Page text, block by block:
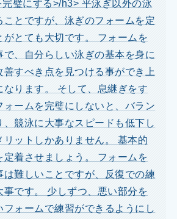
璧にする>/h3> 平泳ぎ以外の泳
ことですが、泳ぎのフォームを定
がとても大切です。 フォームを
で、自分らしい泳ぎの基本を身に
善すべき点を見つける事ができ上
なります。 そして、息継ぎをす
ォームを完璧にしないと、バラン
、競泳に大事なスピードも低下し
リットしかありません。 基本的
定着させましょう。 フォームを
は難しいことですが、反復での練
事です。 少しずつ、悪い部分を
フォームで練習ができるようにし